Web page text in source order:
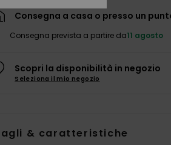
Consegna a casa o presso un
Consegna prevista a partire da11 agosto
Scopri la disponibilità in negozio
Seleziona il mio negozio
& caratteristiche